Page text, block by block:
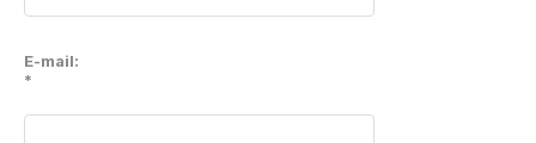
E-mail:
*